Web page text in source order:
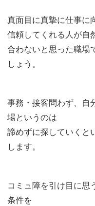
真面目に真摯に仕事に
信頼してくれる人が自
合わないと思った職場
しょう。
事務・接客問わず、自
場というのは
諦めずに探していくと
します。
コミュ障を引け目に思
条件を